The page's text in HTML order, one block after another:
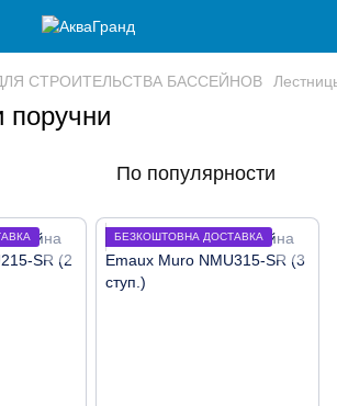
СТРОИТЕЛЬСТВА БАССЕЙНОВ
поручни
По популярности
БЕЗКОШТОВНА ДОСТАВКА